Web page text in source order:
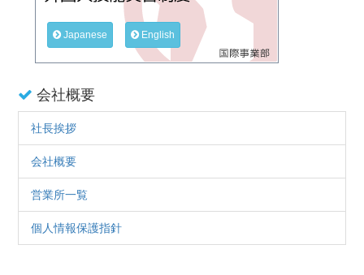
English
Japanese
会社概要
社長挨拶
会社概要
営業所一覧
個人情報保護指針